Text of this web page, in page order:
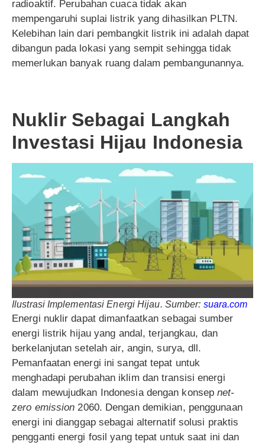
radioaktif. Perubahan cuaca tidak akan
mempengaruhi suplai listrik yang dihasilkan PLTN.
Kelebihan lain dari pembangkit listrik ini adalah dapat
dibangun pada lokasi yang sempit sehingga tidak
memerlukan banyak ruang dalam pembangunannya.
Nuklir Sebagai Langkah
Investasi Hijau Indonesia
Ilustrasi Implementasi Energi Hijau. Sumber: suara.com
Energi nuklir dapat dimanfaatkan sebagai sumber
energi listrik hijau yang andal, terjangkau, dan
berkelanjutan setelah air, angin, surya, dll.
Pemanfaatan energi ini sangat tepat untuk
menghadapi perubahan iklim dan transisi energi
dalam mewujudkan Indonesia dengan konsepnet-
zero emission 2060. Dengan demikian, penggunaan
energi ini dianggap sebagai alternatif solusi praktis
pengganti energi fosil yang tepat untuk saat ini dan